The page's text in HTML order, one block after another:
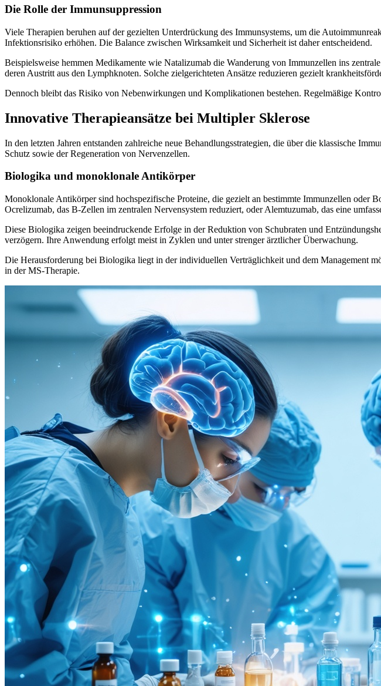
Die Rolle der Immunsuppression
Viele Therapien beruhen auf der gezielten Unterdrückung des Immunsystems, um die
Infektionsrisiko erhöhen. Die Balance zwischen Wirksamkeit und Sicherheit ist daher entscheidend.
Beispielsweise hemmen Medikamente wie Natalizumab die Wanderung von Immunzellen ins
deren Austritt aus den Lymphknoten. Solche zielgerichteten Ansätze reduzieren gezielt
Dennoch bleibt das Risiko von Nebenwirkungen und Komplikationen bestehen. Regelmäßige
Innovative Therapieansätze bei Multipler Sklerose
In den letzten Jahren entstanden zahlreiche neue Behandlungsstrategien, die über die klassische
Schutz sowie der Regeneration von Nervenzellen.
Biologika und monoklonale Antikörper
Monoklonale Antikörper sind hochspezifische Proteine, die gezielt an bestimmte Immunzellen
Ocrelizumab, das B-Zellen im zentralen Nervensystem reduziert, oder Alemtuzumab, das eine
Diese Biologika zeigen beeindruckende Erfolge in der Reduktion von Schubraten und
verzögern. Ihre Anwendung erfolgt meist in Zyklen und unter strenger ärztlicher Überwachung.
Die Herausforderung bei Biologika liegt in der individuellen Verträglichkeit und dem Management
in der MS-Therapie.